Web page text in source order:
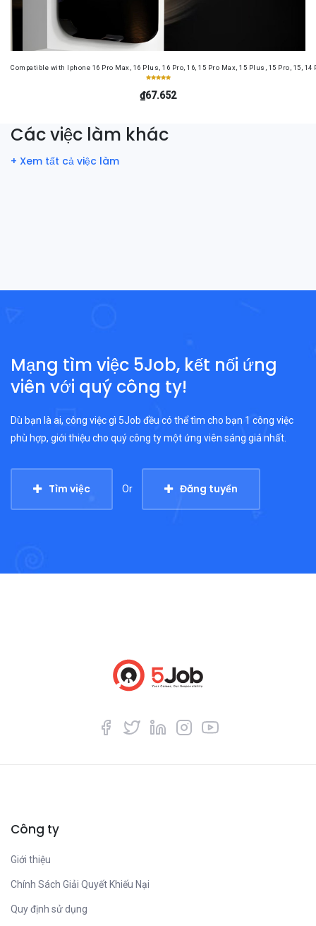
Compatible with Iphone 16 Pro Max, 16 Plus, 16 Pro, 16, 15 Pro Max, 15 Plus, 15 Pro, 15,
₫67.652
Các việc làm khác
+ Xem tất cả việc làm
Mạng tìm việc 5Job, kết nối ứng
viên với quý công ty!
Dù bạn là ai, công việc gì 5Job đều có thể tìm cho bạn 1 công việc
phù hợp, giới thiệu cho quý công ty một ứng viên sáng giá nhất.
Tìm việc Or Đăng tuyển
Công ty
Giới thiệu
Chính Sách Giải Quyết Khiếu Nại
Quy định sử dụng